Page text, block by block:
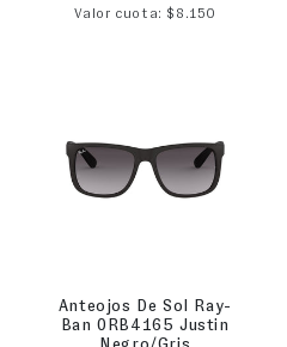
Valor cuota: $8.150
Anteojos De Sol Ray-
Ban 0RB4165 Justin